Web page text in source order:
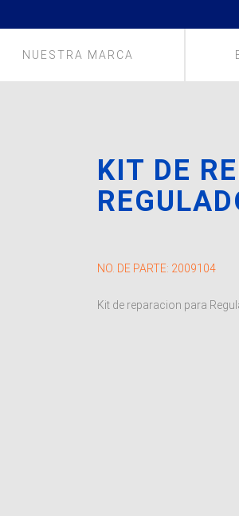
NUESTRA MARCA
KIT DE
NO. DE PARTE: 2009104
Kit de reparacion para